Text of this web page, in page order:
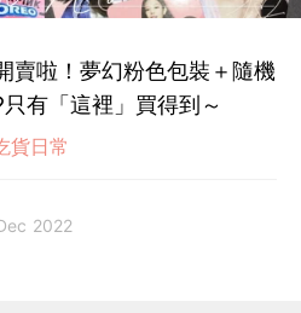
賣啦！夢幻粉色包裝＋隨機
有「這裡」買得到～
貨日常
2022